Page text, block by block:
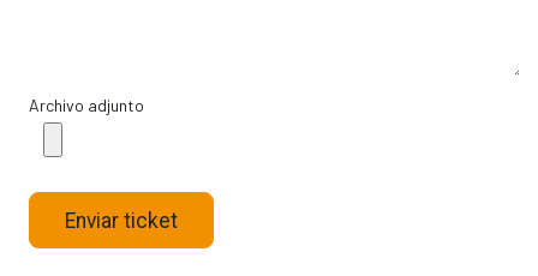
Archivo adjunto
Enviar ticket